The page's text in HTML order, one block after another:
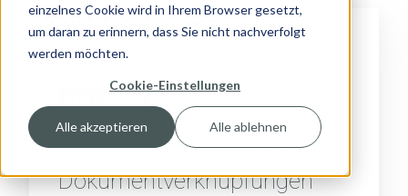
einzelnes Cookie wird in Ihrem Browser gesetzt,
um daran zu erinnern, dass Sie nicht nachverfolgt
werden möchten.
Cookie-Einstellungen
Alle akzeptieren Alle ablehnen
forcont-
Archivliste
Dokumentverknüpfungen
forcont-Archivliste im SAP:
Dokumentverknüpfungen